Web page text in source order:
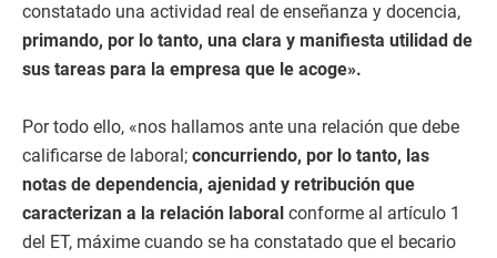
constatado una actividad real de enseñanza y docencia,
primando, por lo tanto, una clara y manifiesta utilidad de
sus tareas para la empresa que le acoge».
Por todo ello, «nos hallamos ante una relación que debe
calificarse de laboral; concurriendo, por lo tanto, las
notas de dependencia, ajenidad y retribución que
caracterizan a la relación laboral conforme al artículo 1
del ET, máxime cuando se ha constatado que el becario